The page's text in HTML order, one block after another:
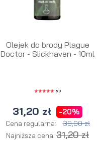
Olejek do brody Plague
Doctor - Slickhaven - 10ml
5.0
31,20 zł -20%
Cena regularna: 39,00 zł
Najniższa cena: 31,20 zł